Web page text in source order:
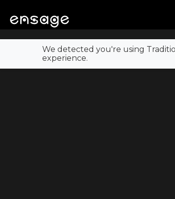
We detected you're using
experience.